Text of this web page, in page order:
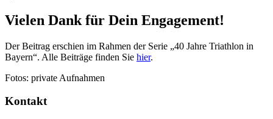
Vielen Dank für Dein Engagement!
Der Beitrag erschien im Rahmen der Serie „40 Jahre Triathlon in
Bayern“. Alle Beiträge finden Sie hier.
Fotos: private Aufnahmen
Kontakt